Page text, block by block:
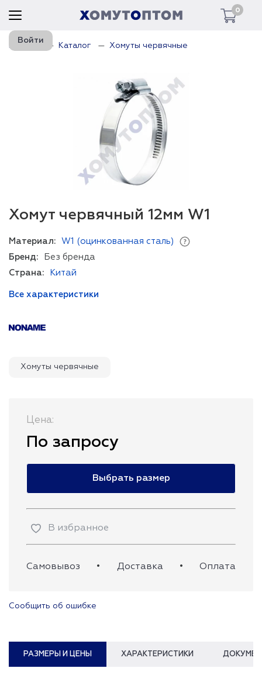
0
Войти
Главная Каталог Хомуты червячные
Хомут червячный 12мм W1
Материал:
W1 (оцинкованная сталь)
Бренд:
Без бренда
Страна:
Китай
Все характеристики
Хомуты червячные
Цена:
По запросу
Выбрать размер
В избранное
Самовывоз • Доставка • Оплата
Сообщить об ошибке
РАЗМЕРЫ И ЦЕНЫ ХАРАКТЕРИСТИКИ